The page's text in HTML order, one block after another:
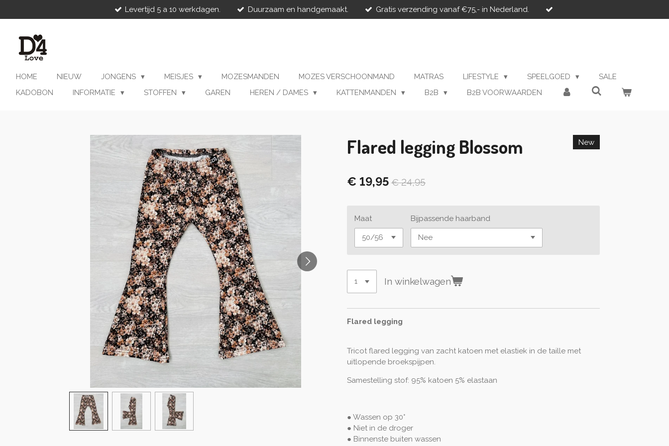
direct
hoofdinhoud
Levertijd 5 a 10 werkdagen. Duurzaam en handgemaakt. Gratis verzending vanaf €75,- in Nederland.
HOME NIEUW JONGENS MEISJES MOZESMANDEN MOZES VERSCHOONMAND MATRAS LIFESTYLE SPEELGOED
SALE
KADOBON
INFORMATIE STOFFEN GAREN HEREN / DAMES KATTENMANDEN B2B B2B VOORWAARDEN
Flared legging Blossom New
€ 19,95 € 24,95
Maat Bijpassende haarband
In winkelwagen
Flared legging
Tricot flared legging van zacht katoen met elastiek in de taille met
uitlopende broekspijpen.
Samestelling stof: 95% katoen 5% elastaan
● Wassen op 30°
● Niet in de droger
● Binnenste buiten wassen